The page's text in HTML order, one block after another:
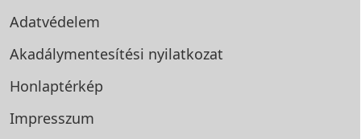
Adatvédelem
Akadálymentesítési nyilatkozat
Honlaptérkép
Impresszum